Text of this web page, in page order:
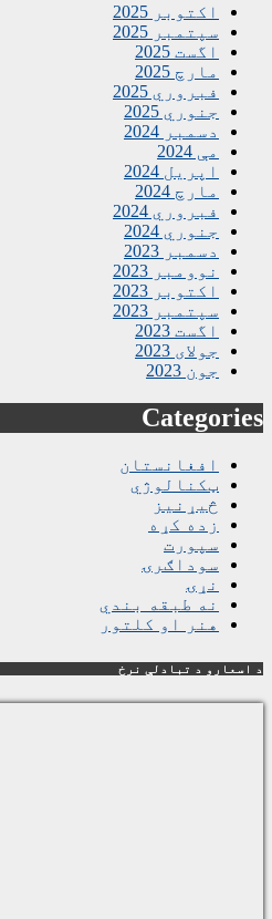
اکتوبر 2025
سپتمبر 2025
اگست 2025
مارچ 2025
فبروري 2025
جنوري 2025
دسمبر 2024
مې 2024
اپریل 2024
مارچ 2024
فبروري 2024
جنوري 2024
دسمبر 2023
نوومبر 2023
اکتوبر 2023
سپتمبر 2023
اگست 2023
جولای 2023
جون 2023
Categories
افغانستان
ټکنالوژي
څیړنیز
زده کړه
سپورت
سوداګرۍ
نړۍ
نه طبقه بندي
هنر او کلتور
د اسعارو د تبادلې نرخ